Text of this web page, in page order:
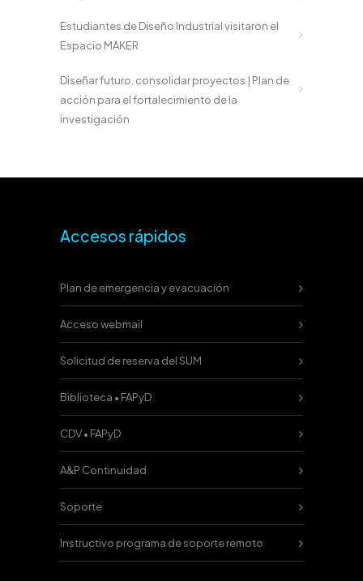
Estudiantes de Diseño Industrial visitaron el
Espacio MAKER
Diseñar futuro, consolidar proyectos | Plan de
acción para el fortalecimiento de la
investigación
Accesos rápidos
Plan de emergencia y evacuación
Acceso webmail
Solicitud de reserva del SUM
Biblioteca • FAPyD
CDV • FAPyD
A&P Continuidad
Soporte
Instructivo programa de soporte remoto